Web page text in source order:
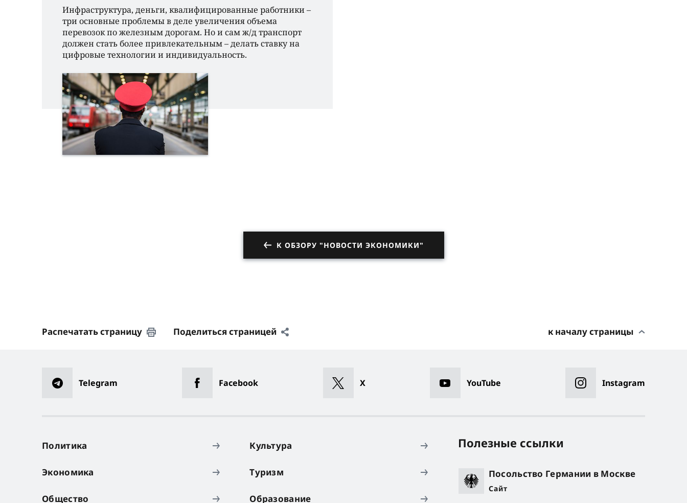
Инфраструктура, деньги, квалифицированные работники –
три основные проблемы в деле увеличения объема
перевозок по железным дорогам. Но и сам ж/д транспорт
должен стать более привлекательным – делать ставку на
цифровые технологии и индивидуальность.
К ОБЗОРУ "НОВОСТИ ЭКОНОМИКИ"
Распечатать страницу Поделиться страницей к началу страницы
Telegram Facebook X YouTube Instagram
Политика
Экономика
Общество
Культура
Туризм
Образование
Полезные ссылки
Посольство Германии в Москве
Сайт